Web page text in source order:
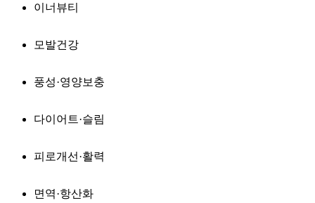
이너뷰티
모발건강
풍성·영양보충
다이어트·슬림
피로개선·활력
면역·항산화